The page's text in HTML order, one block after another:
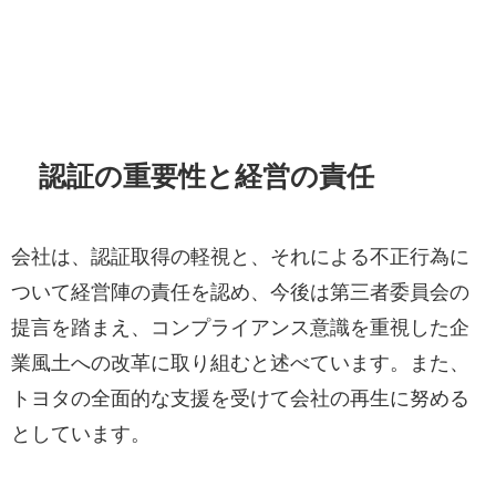
認証の重要性と経営の責任
会社は、認証取得の軽視と、それによる不正行為に
ついて経営陣の責任を認め、今後は第三者委員会の
提言を踏まえ、コンプライアンス意識を重視した企
業風土への改革に取り組むと述べています。また、
トヨタの全面的な支援を受けて会社の再生に努める
としています。